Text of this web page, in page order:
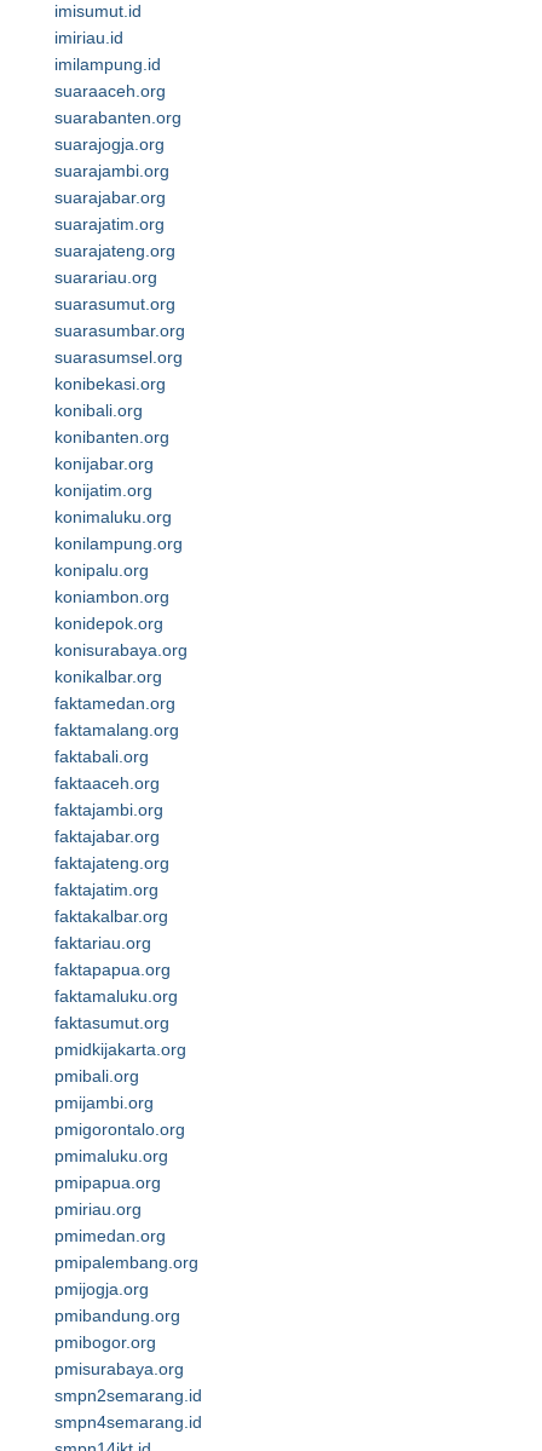
imisumut.id
imiriau.id
imilampung.id
suaraaceh.org
suarabanten.org
suarajogja.org
suarajambi.org
suarajabar.org
suarajatim.org
suarajateng.org
suarariau.org
suarasumut.org
suarasumbar.org
suarasumsel.org
konibekasi.org
konibali.org
konibanten.org
konijabar.org
konijatim.org
konimaluku.org
konilampung.org
konipalu.org
koniambon.org
konidepok.org
konisurabaya.org
konikalbar.org
faktamedan.org
faktamalang.org
faktabali.org
faktaaceh.org
faktajambi.org
faktajabar.org
faktajateng.org
faktajatim.org
faktakalbar.org
faktariau.org
faktapapua.org
faktamaluku.org
faktasumut.org
pmidkijakarta.org
pmibali.org
pmijambi.org
pmigorontalo.org
pmimaluku.org
pmipapua.org
pmiriau.org
pmimedan.org
pmipalembang.org
pmijogja.org
pmibandung.org
pmibogor.org
pmisurabaya.org
smpn2semarang.id
smpn4semarang.id